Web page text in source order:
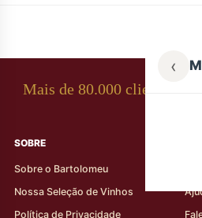
‹
Mais de 80.000 clientes
SOBRE
Sobre o Bartolomeu
Nossa Seleção de Vinhos
Política de Privacidade